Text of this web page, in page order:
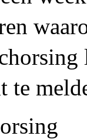
te